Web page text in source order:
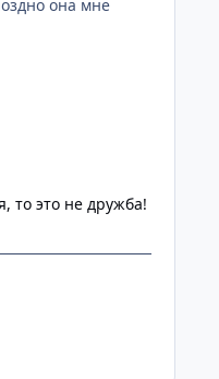
она мне
то это не дружба!